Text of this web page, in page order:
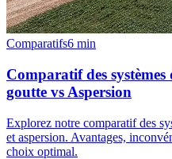
Comparatifs6 min
Comparatif des
goutte vs Aspersion
Explorez notre comparatif des
et aspersion. Avantages,
choix optimal.